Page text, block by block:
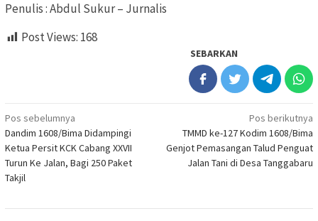
Penulis : Abdul Sukur – Jurnalis
Post Views: 168
SEBARKAN
Navigasi
pos
Pos sebelumnya
Dandim 1608/Bima Didampingi
Ketua Persit KCK Cabang XXVII
Turun Ke Jalan, Bagi 250 Paket
Takjil
Pos berikutnya
TMMD ke-127 Kodim 1608/Bima
Genjot Pemasangan Talud Penguat
Jalan Tani di Desa Tanggabaru